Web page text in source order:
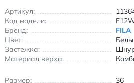
гамма с акцентами зеленого и
универсальными для создания
Особенности модели:
Амортизирующая подошва для
Износостойкие материалы
Легкий вес и удобная посадка
Артикул:
Код модели:
Бренд:
FILA
Цвет:
Застежка:
Материал верха:
Размер: 36